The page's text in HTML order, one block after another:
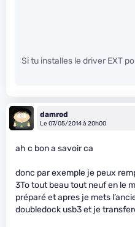
Si tu installes le driver EXT
damrod
Le 07/05/2014 à 20h00
ah c bon a savoir ca
donc par exemple je peux
3To tout beau tout neuf en le
préparé et apres je mets
doubledock usb3 et je